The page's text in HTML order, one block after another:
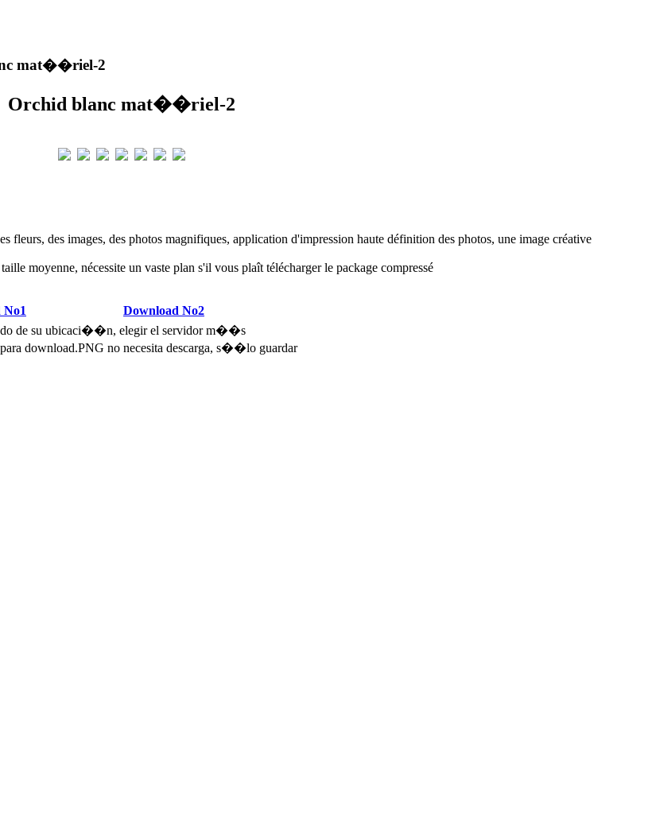
mat��riel-2
Orchid blanc mat��riel-2
fleurs, des images, des photos magnifiques, application d'impression haute définition des photos, une image créative
moyenne, nécessite un vaste plan s'il vous plaît télécharger le package compressé
Download No2
de su ubicaci��n, elegir el servidor m��s
download.PNG no necesita descarga, s��lo guardar